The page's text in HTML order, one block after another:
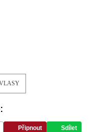
Připnout Sdílet